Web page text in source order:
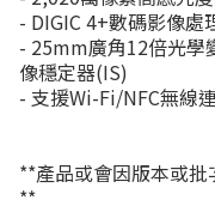
- DIGIC 4+數碼影像處
- 25mm廣角12倍光學
像穩定器(IS)
- 支援Wi-Fi/NFC無線
**產品或會因版本或
**